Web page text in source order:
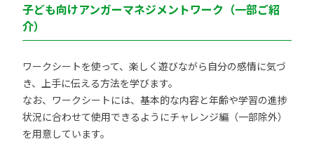
子ども向けアンガーマネジメントワーク（一部ご紹
介）
ワークシートを使って、楽しく遊びながら自分の感情に気づ
き、上手に伝える方法を学びます。
なお、ワークシートには、基本的な内容と年齢や学習の進捗
状況に合わせて使用できるようにチャレンジ編（一部除外）
を用意しています。